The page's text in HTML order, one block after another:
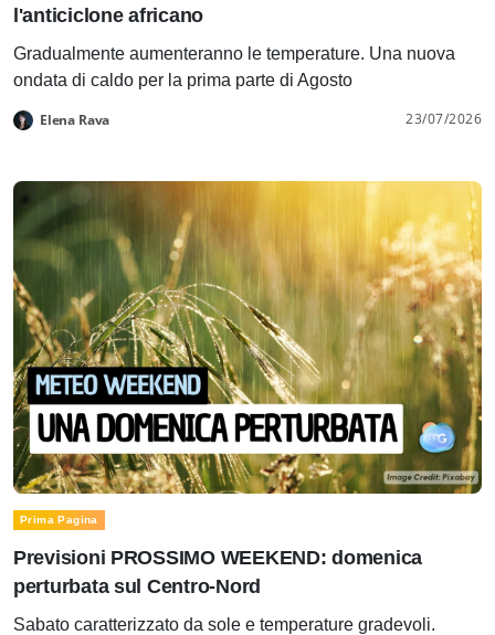
l'anticiclone africano
Gradualmente aumenteranno le temperature. Una nuova
ondata di caldo per la prima parte di Agosto
Elena Rava 23/07/2026
Prima Pagina
Previsioni PROSSIMO WEEKEND: domenica
perturbata sul Centro-Nord
Sabato caratterizzato da sole e temperature gradevoli.